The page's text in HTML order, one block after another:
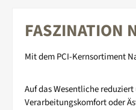
FASZINATION
Mit dem PCI-Kernsortiment
Auf das Wesentliche
Verarbeitungskomfort oder